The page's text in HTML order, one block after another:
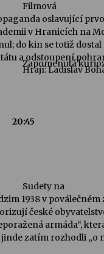
Filmová
oslavující
v Hranicích na
do kin se totiž
a odstoupení
Zapomenutá
Hrají: Ladislav
20:45
Sudety na
1938 v
české
armáda“,
jinde zatím rozhodli „o